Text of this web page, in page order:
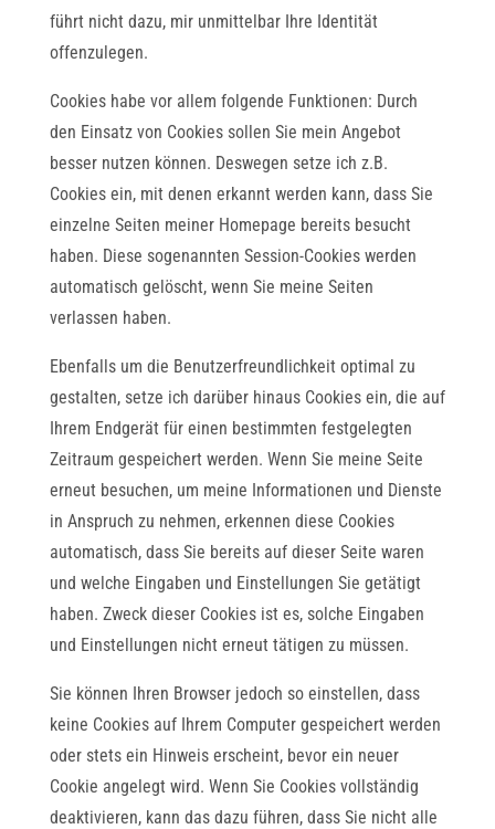
führt nicht dazu, mir unmittelbar Ihre Identität
offenzulegen.
Cookies habe vor allem folgende Funktionen: Durch
den Einsatz von Cookies sollen Sie mein Angebot
besser nutzen können. Deswegen setze ich z.B.
Cookies ein, mit denen erkannt werden kann, dass Sie
einzelne Seiten meiner Homepage bereits besucht
haben. Diese sogenannten Session-Cookies werden
automatisch gelöscht, wenn Sie meine Seiten
verlassen haben.
Ebenfalls um die Benutzerfreundlichkeit optimal zu
gestalten, setze ich darüber hinaus Cookies ein, die auf
Ihrem Endgerät für einen bestimmten festgelegten
Zeitraum gespeichert werden. Wenn Sie meine Seite
erneut besuchen, um meine Informationen und Dienste
in Anspruch zu nehmen, erkennen diese Cookies
automatisch, dass Sie bereits auf dieser Seite waren
und welche Eingaben und Einstellungen Sie getätigt
haben. Zweck dieser Cookies ist es, solche Eingaben
und Einstellungen nicht erneut tätigen zu müssen.
Sie können Ihren Browser jedoch so einstellen, dass
keine Cookies auf Ihrem Computer gespeichert werden
oder stets ein Hinweis erscheint, bevor ein neuer
Cookie angelegt wird. Wenn Sie Cookies vollständig
deaktivieren, kann das dazu führen, dass Sie nicht alle